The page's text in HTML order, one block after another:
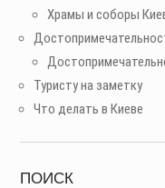
Храмы и соборы
Туристу на заметку
Что делать в Киеве
ПОИСК